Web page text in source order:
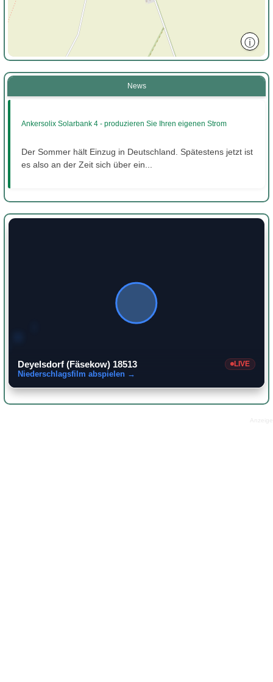
ⓘ
News
Ankersolix Solarbank 4 - produzieren Sie Ihren eigenen Strom
Der Sommer hält Einzug in Deutschland. Spätestens jetzt ist
es also an der Zeit sich über ein...
Deyelsdorf (Fäsekow) 18513 LIVE
Niederschlagsfilm abspielen →